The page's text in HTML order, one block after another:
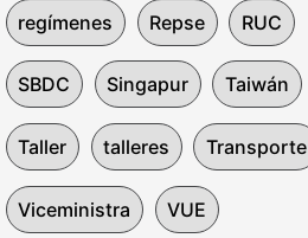
regímenes Repse RUC
SBDC Singapur Taiwán
Taller talleres Transporte
Viceministra VUE